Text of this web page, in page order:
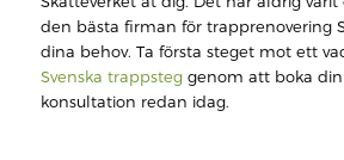
den bästa firman för trapprenovering
dina behov. Ta första steget mot ett
Svenska trappsteggenom att boka din
konsultation redan idag.